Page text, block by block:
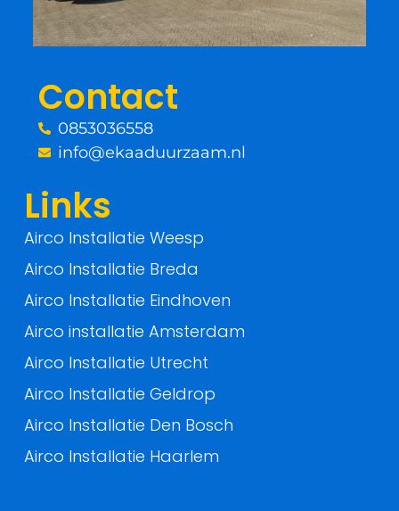
o
k
-
e
Contact
0853036558
info@ekaaduurzaam.nl
Links
Airco Installatie Weesp
Airco Installatie Breda
Airco Installatie Eindhoven
Airco installatie Amsterdam
Airco Installatie Utrecht
Airco Installatie Geldrop
Airco Installatie Den Bosch
Airco Installatie Haarlem